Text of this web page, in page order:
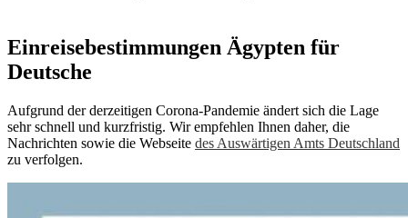
Einreisebestimmungen Ägypten für
Deutsche
Aufgrund der derzeitigen Corona-Pandemie ändert sich die Lage
sehr schnell und kurzfristig. Wir empfehlen Ihnen daher, die
Nachrichten sowie die Webseite des Auswärtigen Amts Deutschland
zu verfolgen.